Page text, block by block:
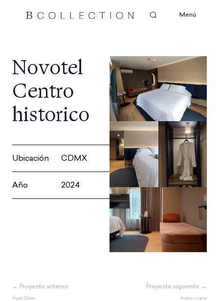
Menú
Novotel
Centro
historico
Ubicación CDMX
Año 2024
← Proyecto anterior
Hyatt Zilara
Proyecto siguiente →
Palacio Iriarte